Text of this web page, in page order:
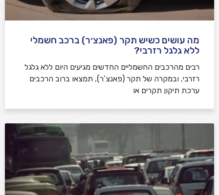
מה עושים כשיש תקר (פאנצ׳ר) ברכב חשמלי
ללא גלגל רזרבי?
רבים מהרכבים החשמליים החדשים מגיעים היום ללא גלגל
רזרבי, ובמקרה של תקר (פאנצ’ר), תמצאו ברוב הרכבים
ערכת תיקון תקרים או